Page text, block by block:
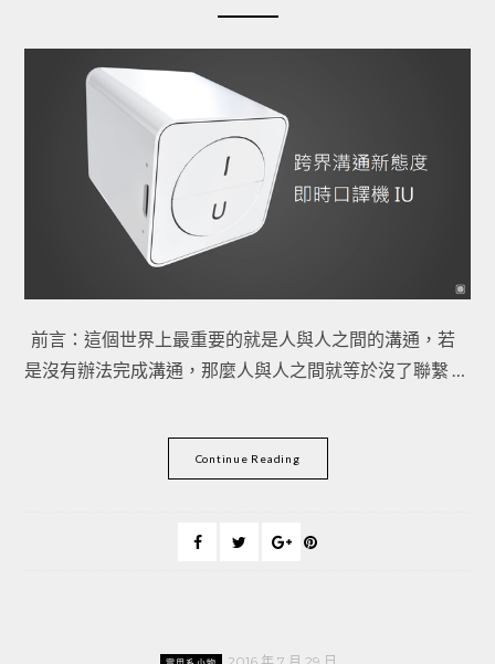
前言：這個世界上最重要的就是人與人之間的溝通，若
是沒有辦法完成溝通，那麼人與人之間就等於沒了聯繫 …
Continue Reading